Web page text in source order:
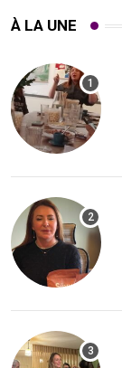
À LA UNE